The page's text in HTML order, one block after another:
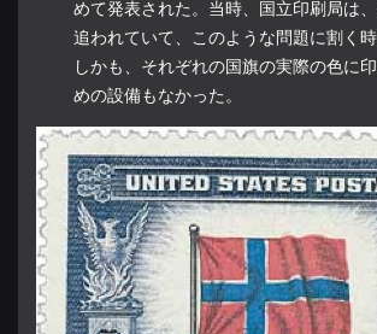
めて発表された。当時、国立印刷局は
追われていて、このような問題に割く時
しかも、それぞれの国旗の実際の色に
めの設備もなかった。